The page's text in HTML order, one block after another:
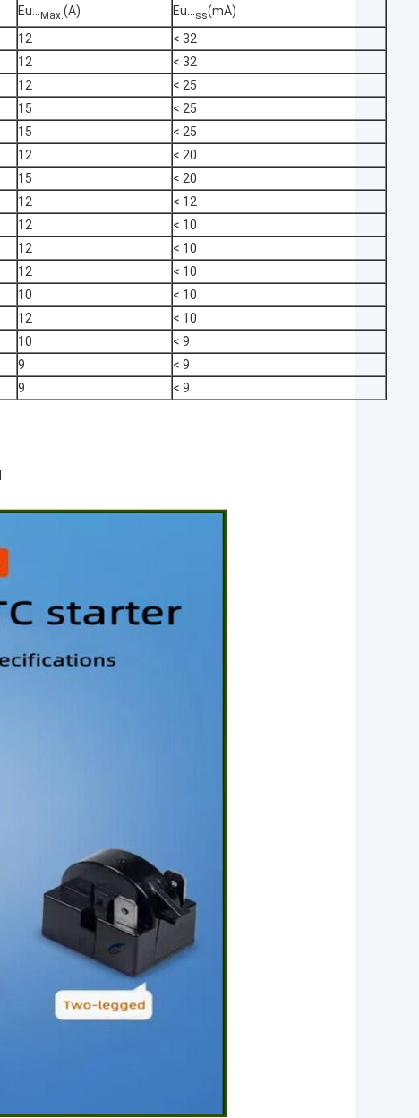
Eu...Max.(A) Eu...ss(mA)
12
< 32
12
< 32
12
< 25
15
< 25
15
< 25
12
< 20
15
< 20
12
< 12
12
< 10
12
< 10
12
< 10
10
< 10
12
< 10
10
< 9
9
< 9
9 < 9